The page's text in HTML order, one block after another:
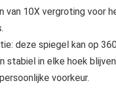
van 10X vergroting voor
deze spiegel kan op
stabiel in elke hoek
voorkeur.